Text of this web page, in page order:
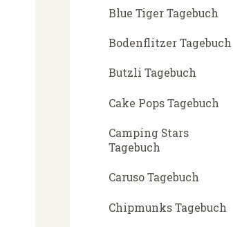
Blue Tiger Tagebuch
Bodenflitzer Tagebuch
Butzli Tagebuch
Cake Pops Tagebuch
Camping Stars
Tagebuch
Caruso Tagebuch
Chipmunks Tagebuch